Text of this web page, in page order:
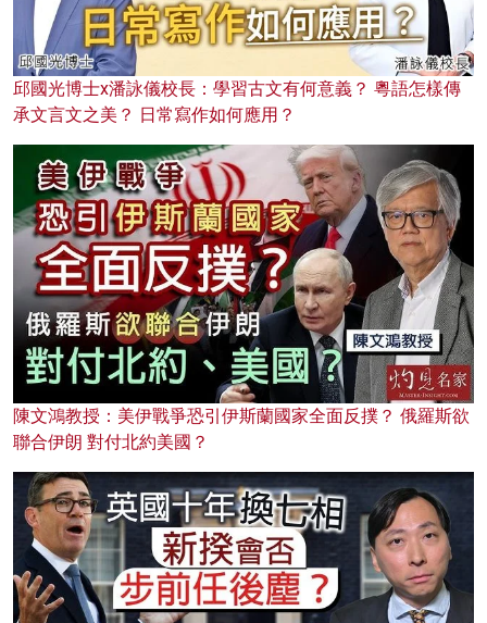
邱國光博士x潘詠儀校長：學習古文有何意義？ 粵語怎樣傳
承文言文之美？ 日常寫作如何應用？
陳文鴻教授：美伊戰爭恐引伊斯蘭國家全面反撲？ 俄羅斯欲
聯合伊朗 對付北約美國？